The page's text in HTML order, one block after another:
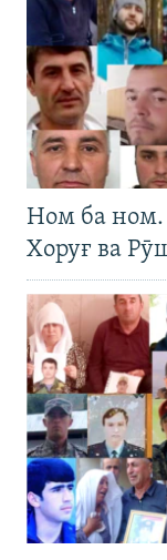
Ном ба ном.
Хоруғ ва